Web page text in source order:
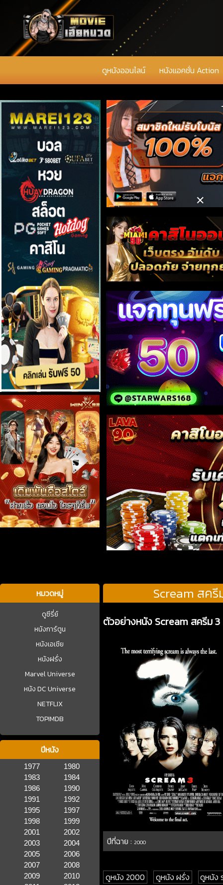
ดูหนังออนไลน์ หนังแอคชั่น Action
หมวดหมู่
ดูซีรี่ย์
หนังการ์ตูน
หนังเอเชีย
หนังฝรั่ง
Marvel Universe
หนัง DC Universe
NETFLIX
TOPIMDB
ปีหนัง
1977
1980
1983
1984
1986
1990
1991
1992
1995
1997
1998
1999
2001
2002
2003
2004
2005
2006
2007
2008
2009
2010
Scream สค
ตัวอย่างหนัง Scream สครีม
ปีที่ฉาย :2000
ดูหนัง 2000 ดูหนัง ฝรั่ง
ดูหนัง